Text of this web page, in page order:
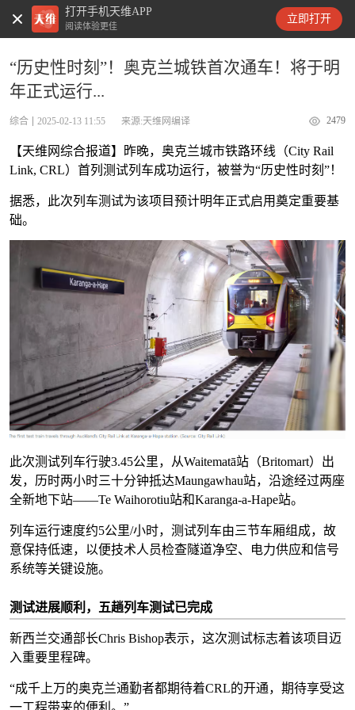
打开手机天维APP
阅读体验更佳
立即打开
天维新闻
“历史性时刻”！奥克兰城铁首次通车！将于明
年正式运行...
综合 2025-02-13 11:55 来源:天维网编译 2479
【天维网综合报道】昨晚，奥克兰城市铁路环线（City Rail
Link, CRL）首列测试列车成功运行，被誉为“历史性时刻”！
据悉，此次列车测试为该项目预计明年正式启用奠定重要基
础。
此次测试列车行驶3.45公里，从Waitematā站（Britomart）出
发，历时两小时三十分钟抵达Maungawhau站，沿途经过两座
全新地下站——Te Waihorotiu站和Karanga-a-Hape站。
列车运行速度约5公里/小时，测试列车由三节车厢组成，故
意保持低速，以便技术人员检查隧道净空、电力供应和信号
系统等关键设施。
测试进展顺利，五趟列车测试已完成
新西兰交通部长Chris Bishop表示，这次测试标志着该项目迈
入重要里程碑。
“成千上万的奥克兰通勤者都期待着CRL的开通，期待享受这
一工程带来的便利。”